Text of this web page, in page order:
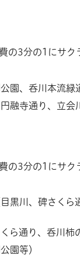
の3分の1にサ
園、呑川本流緑
融寺通り、立会
の3分の1にサ
黒川、碑さくら
ら通り、呑川柿
園等）